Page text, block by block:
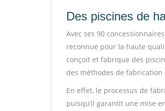
Des piscines de
Avec ses 90
reconnue pour la haute
conçoit et fabrique des
des méthodes de fabrication
En effet, le processus de
puisqu’il garantit une mise